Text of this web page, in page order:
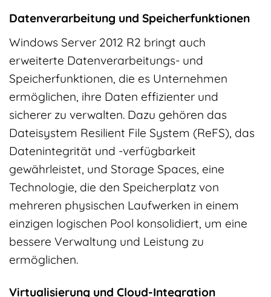
Datenverarbeitung und Speicherfunktionen
Windows Server 2012 R2 bringt auch
erweiterte Datenverarbeitungs- und
Speicherfunktionen, die es Unternehmen
ermöglichen, ihre Daten effizienter und
sicherer zu verwalten. Dazu gehören das
Dateisystem Resilient File System (ReFS), das
Datenintegrität und -verfügbarkeit
gewährleistet, und Storage Spaces, eine
Technologie, die den Speicherplatz von
mehreren physischen Laufwerken in einem
einzigen logischen Pool konsolidiert, um eine
bessere Verwaltung und Leistung zu
ermöglichen.
Virtualisierung und Cloud-Integration